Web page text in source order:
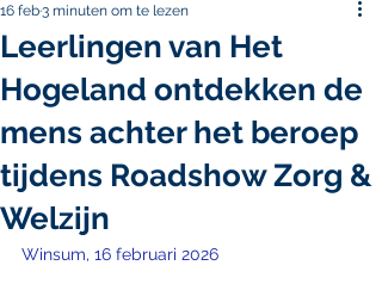
Leerlingen van Het
Hogeland ontdekken de
mens achter het beroep
tijdens Roadshow Zorg &
Welzijn
16 feb3 minuten om te lezen
Winsum, 16 februari 2026